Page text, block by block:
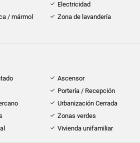
Electricidad
/ mármol
Zona de lavandería
Ascensor
Portería / Recepción
Urbanización Cerrada
Zonas verdes
Vivienda unifamiliar